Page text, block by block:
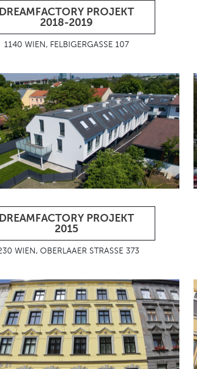
DREAMFACTORY PROJEKT
2018-2019
1140 WIEN, FELBIGERGASSE 107
DREAMFACTORY PROJEKT
2015
WIEN, OBERLAAER STRASSE 373